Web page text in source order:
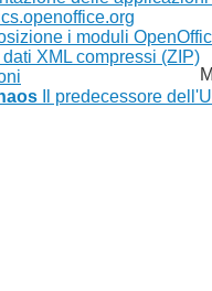
i moduli
XML compressi (ZIP)
Il predecessore